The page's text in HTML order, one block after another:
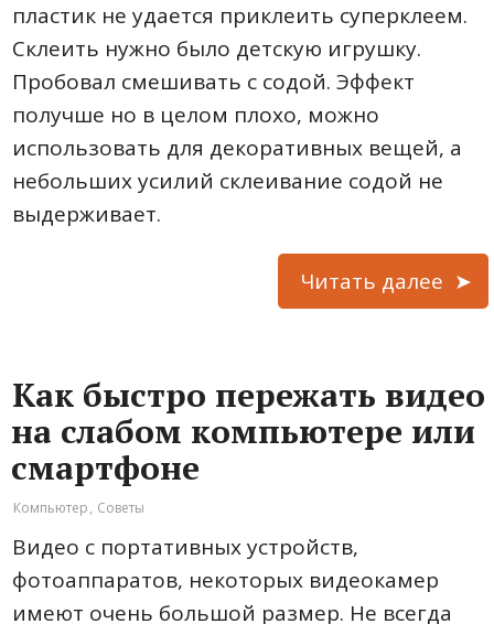
пластик не удается приклеить суперклеем.
Склеить нужно было детскую игрушку.
Пробовал смешивать с содой. Эффект
получше но в целом плохо, можно
использовать для декоративных вещей, а
небольших усилий склеивание содой не
выдерживает.
Читать далее
Как быстро пережать видео
на слабом компьютере или
смартфоне
Компьютер, Советы
Видео с портативных устройств,
фотоаппаратов, некоторых видеокамер
имеют очень большой размер. Не всегда